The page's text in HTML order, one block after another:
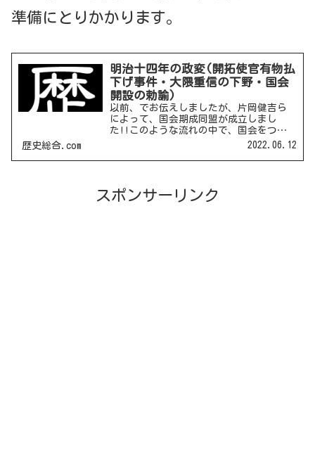
準備にとりかかります。
明治十四年の政変(開拓使官有物払
下げ事件・大隈重信の下野・国会
開設の勅諭)
以前、でお伝えしましたが、片岡健吉ら
によって、国会期成同盟が成立しまし
た!!このような流れの中で、国会をつく
ることは、誰も異議はなかったのです
で政府は揉めに揉めました。その一端が
歴史総合.com 2022.06.12
スポンサーリンク